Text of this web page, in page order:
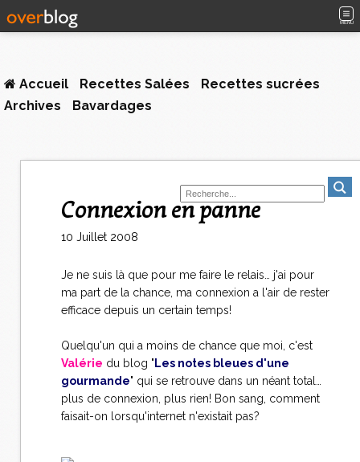
MENU
Accueil Recettes Salées
Recettes sucrées
Archives
Bavardages
Connexion en panne
10 Juillet 2008
Je ne suis là que pour me faire le relais… j'ai pour
ma part de la chance, ma connexion a l'air de rester
efficace depuis un certain temps!
Quelqu'un qui a moins de chance que moi, c'est
Valérie du blog " Les notes bleues d'une
gourmande" qui se retrouve dans un néant total…
plus de connexion, plus rien! Bon sang, comment
faisait-on lorsqu'internet n'existait pas?